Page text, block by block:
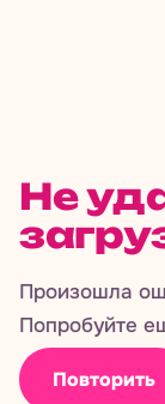
Не
Произошла
Попробуйте
Повторить